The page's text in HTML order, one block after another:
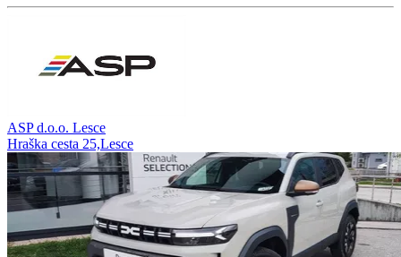
ASP d.o.o. Lesce
Hraška cesta 25,Lesce